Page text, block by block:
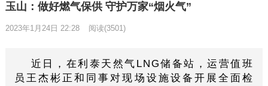
玉山：做好燃气保供 守护万家“烟火气”
2023年1月24日 22:28 阅读(3501)
近日，在利泰天然气LNG储备站，运营值班
员王杰彬正和同事对现场设施设备开展全面检